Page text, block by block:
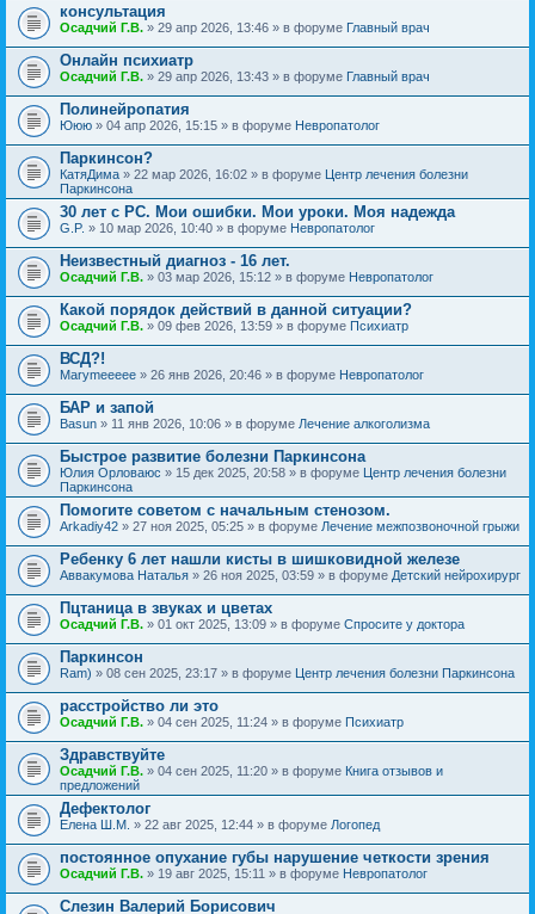
консультация
Осадчий Г.В. » 29 апр 2026, 13:46 » в форуме Главный врач
Онлайн психиатр
Осадчий Г.В. » 29 апр 2026, 13:43 » в форуме Главный врач
Полинейропатия
Ююю » 04 апр 2026, 15:15 » в форуме Невропатолог
Паркинсон?
КатяДима » 22 мар 2026, 16:02 » в форуме Центр лечения болезни
Паркинсона
30 лет с РС. Мои ошибки. Мои уроки. Моя надежда
G.P. » 10 мар 2026, 10:40 » в форуме Невропатолог
Неизвестный диагноз - 16 лет.
Осадчий Г.В. » 03 мар 2026, 15:12 » в форуме Невропатолог
Какой порядок действий в данной ситуации?
Осадчий Г.В. » 09 фев 2026, 13:59 » в форуме Психиатр
ВСД?!
Marymeeeee » 26 янв 2026, 20:46 » в форуме Невропатолог
БАР и запой
Basun » 11 янв 2026, 10:06 » в форуме Лечение алкоголизма
Быстрое развитие болезни Паркинсона
Юлия Орловаюс » 15 дек 2025, 20:58 » в форуме Центр лечения болезни
Паркинсона
Помогите советом с начальным стенозом.
Arkadiy42 » 27 ноя 2025, 05:25 » в форуме Лечение межпозвоночной грыжи
Ребенку 6 лет нашли кисты в шишковидной железе
Аввакумова Наталья » 26 ноя 2025, 03:59 » в форуме Детский нейрохирург
Пцтаница в звуках и цветах
Осадчий Г.В. » 01 окт 2025, 13:09 » в форуме Спросите у доктора
Паркинсон
Ram) » 08 сен 2025, 23:17 » в форуме Центр лечения болезни Паркинсона
расстройство ли это
Осадчий Г.В. » 04 сен 2025, 11:24 » в форуме Психиатр
Здравствуйте
Осадчий Г.В. » 04 сен 2025, 11:20 » в форуме Книга отзывов и
предложений
Дефектолог
Елена Ш.М. » 22 авг 2025, 12:44 » в форуме Логопед
постоянное опухание губы нарушение четкости зрения
Осадчий Г.В. » 19 авг 2025, 15:11 » в форуме Невропатолог
Слезин Валерий Борисович